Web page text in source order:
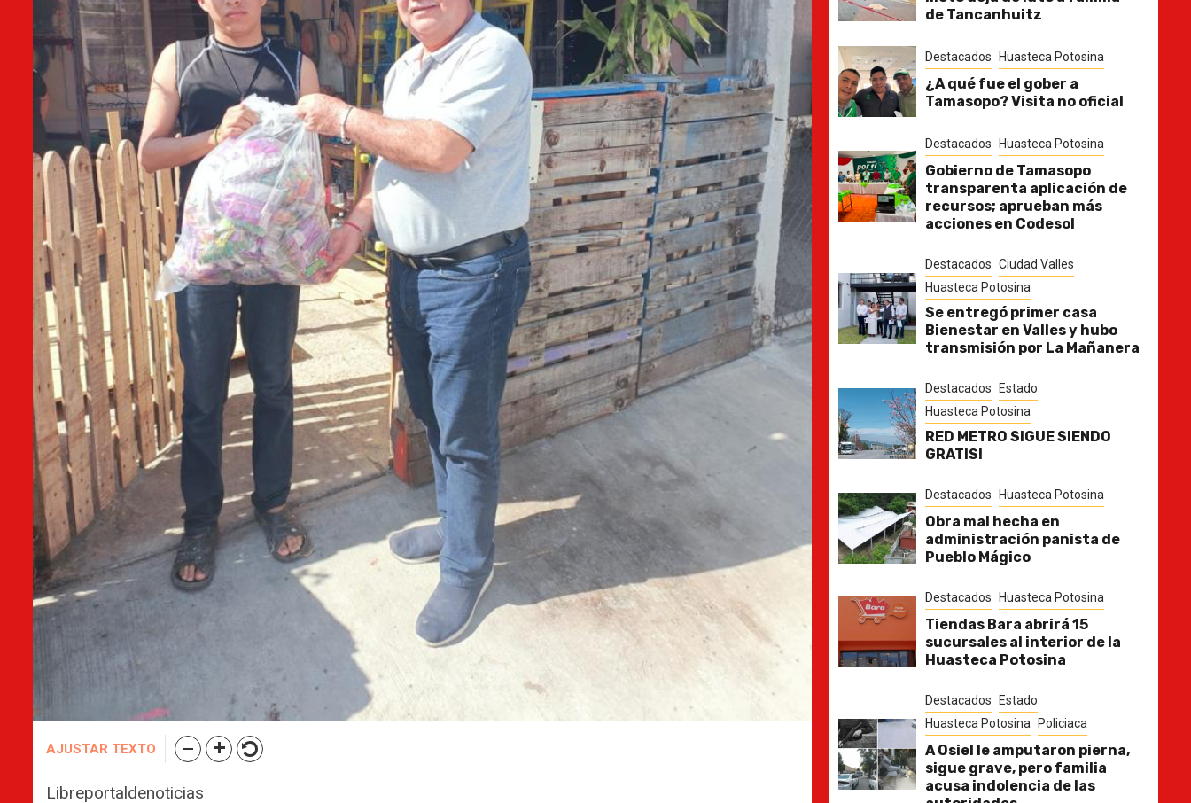
AJUSTAR TEXTO
Libreportaldenoticias
de Tancanhuitz
Destacados Huasteca Potosina
¿A qué fue el gober a
Tamasopo? Visita no oficial
Destacados Huasteca Potosina
Gobierno de Tamasopo
transparenta aplicación de
recursos; aprueban más
acciones en Codesol
Destacados Ciudad Valles
Huasteca Potosina
Se entregó primer casa
Bienestar en Valles y hubo
transmisión por La Mañanera
Destacados
Estado
Huasteca Potosina
RED METRO SIGUE SIENDO
GRATIS!
Destacados Huasteca Potosina
Obra mal hecha en
administración panista de
Pueblo Mágico
Destacados Huasteca Potosina
Tiendas Bara abrirá 15
sucursales al interior de la
Huasteca Potosina
Destacados
Estado
Huasteca Potosina
Policiaca
A Osiel le amputaron pierna,
sigue grave, pero familia
acusa indolencia de las